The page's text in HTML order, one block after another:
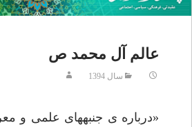
عالم آل محمد ص
سال 1394
«درباره ى جنبه‏هاى علمى و